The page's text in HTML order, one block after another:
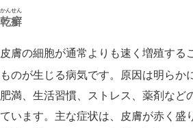
乾癬
かんせん
皮膚の細胞が通常よりも速く増殖す
ものが生じる病気です。原因は明ら
肥満、生活習慣、ストレス、薬剤な
ています。主な症状は、皮膚が赤く